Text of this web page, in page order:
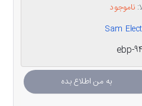
ناموجود
Sam
ebp-
به من اطلاع بده